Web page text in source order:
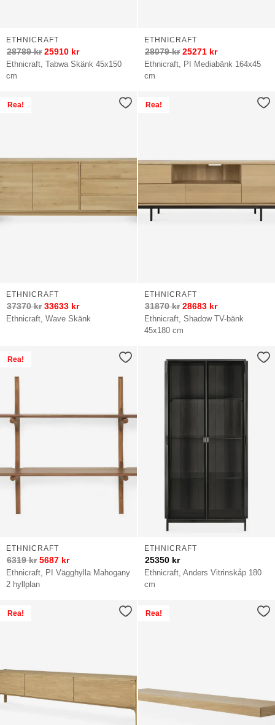
Ethnicraft, Tabwa Skänk 45x150
cm
ETHNICRAFT
28789kr 25910 kr
Ethnicraft, PI Mediabänk 164x45
cm
ETHNICRAFT
28079kr 25271 kr
Rea!
Ethnicraft, Wave Skänk
ETHNICRAFT
37370kr 33633 kr
Rea!
Ethnicraft, Shadow TV-bänk
45x180 cm
ETHNICRAFT
31870kr 28683 kr
Rea!
Ethnicraft, PI Vägghylla Mahogany
2 hyllplan
ETHNICRAFT
6319kr 5687 kr
Ethnicraft, Anders Vitrinskåp 180
cm
ETHNICRAFT
25350 kr
Rea! Rea!